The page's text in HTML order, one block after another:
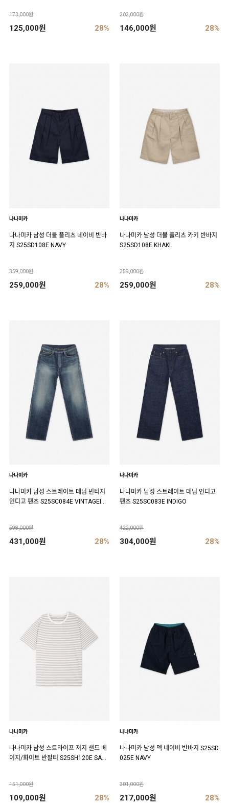
173,000원
125,000원 28%
202,000원
146,000원 28%
나나미카
나나미카 남성 더블 플리츠 네이비 반바
지 S25SD108E NAVY
359,000원
259,000원 28%
나나미카
나나미카 남성 더블 플리츠 카키 반바지
S25SD108E KHAKI
359,000원
259,000원 28%
나나미카
나나미카 남성 스트레이트 데님 빈티지
인디고 팬츠 S25SC084E VINTAGEIND
598,000원
431,000원 28%
나나미카
나나미카 남성 스트레이트 데님 인디고
팬츠 S25SC083E INDIGO
422,000원
304,000원 28%
나나미카
나나미카 남성 스트라이프 저지 샌드 베
이지/화이트 반팔티 S25SH120E SAN
151,000원
109,000원 28%
나나미카
나나미카 남성 덱 네이비 반바지 S25SD
025E NAVY
301,000원
217,000원 28%